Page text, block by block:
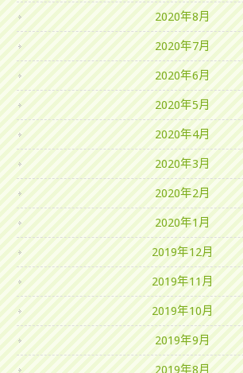
2020年8月
2020年7月
2020年6月
2020年5月
2020年4月
2020年3月
2020年2月
2020年1月
2019年12月
2019年11月
2019年10月
2019年9月
2019年8月